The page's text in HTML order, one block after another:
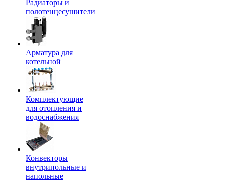
Радиаторы и
полотенцесушители
Арматура для
котельной
Комплектующие
для отопления и
водоснабжения
Конвекторы
внутрипольные и
напольные